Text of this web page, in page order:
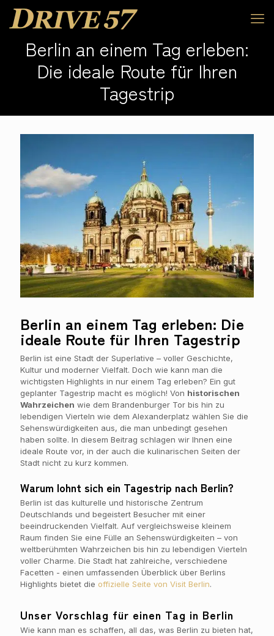
Berlin an einem Tag erleben:
Die ideale Route für Ihren
Tagestrip
Berlin an einem Tag erleben: Die
ideale Route für Ihren Tagestrip
Berlin ist eine Stadt der Superlative – voller Geschichte,
Kultur und moderner Vielfalt. Doch wie kann man die
wichtigsten Highlights in nur einem Tag erleben? Ein gut
geplanter Tagestrip macht es möglich! Von historischen
Wahrzeichen wie dem Brandenburger Tor bis hin zu
lebendigen Vierteln wie dem Alexanderplatz wählen Sie die
Sehenswürdigkeiten aus, die man unbedingt gesehen
haben sollte. In diesem Beitrag schlagen wir Ihnen eine
ideale Route vor, in der auch die kulinarischen Seiten der
Stadt nicht zu kurz kommen.
Warum lohnt sich ein Tagestrip nach Berlin?
Berlin ist das kulturelle und historische Zentrum
Deutschlands und begeistert Besucher mit einer
beeindruckenden Vielfalt. Auf vergleichsweise kleinem
Raum finden Sie eine Fülle an Sehenswürdigkeiten – von
weltberühmten Wahrzeichen bis hin zu lebendigen Vierteln
voller Charme. Die Stadt hat zahlreiche, verschiedene
Facetten - einen umfassenden Überblick über Berlins
Highlights bietet die offizielle Seite von Visit Berlin.
Unser Vorschlag für einen Tag in Berlin
Wie kann man es schaffen, all das, was Berlin zu bieten hat,